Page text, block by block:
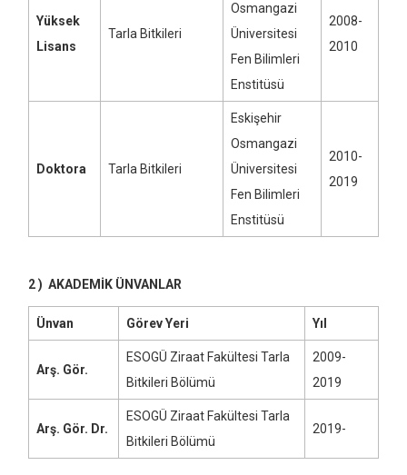
Yüksek
Lisans
Tarla Bitkileri
Osmangazi
Üniversitesi
Fen Bilimleri
Enstitüsü
2008-
2010
Doktora Tarla Bitkileri
Eskişehir
Osmangazi
Üniversitesi
Fen Bilimleri
Enstitüsü
2010-
2019
2 ) AKADEMİK ÜNVANLAR
Ünvan Görev Yeri Yıl
Arş. Gör.
ESOGÜ Ziraat Fakültesi Tarla
Bitkileri Bölümü
2009-
2019
Arş. Gör. Dr.
ESOGÜ Ziraat Fakültesi Tarla
Bitkileri Bölümü
2019-